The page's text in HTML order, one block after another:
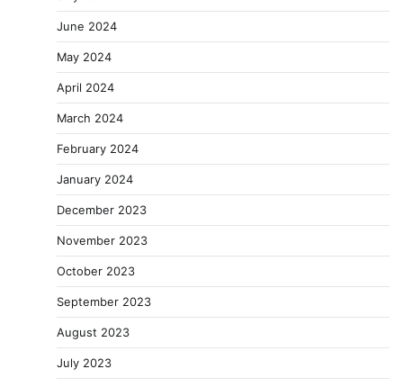
June 2024
May 2024
April 2024
March 2024
February 2024
January 2024
December 2023
November 2023
October 2023
September 2023
August 2023
July 2023